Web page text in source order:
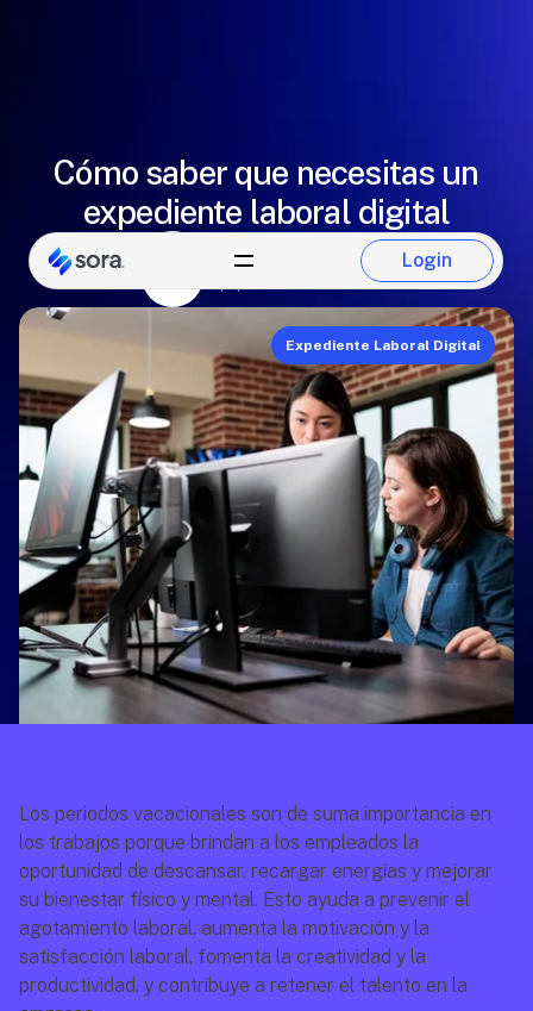
Login
Login
Cómo saber que necesitas un
expediente laboral digital
Paulina Del Castillo
Expediente Laboral Digital
Los periodos vacacionales son de suma importancia en
los trabajos porque brindan a los empleados la
oportunidad de descansar, recargar energías y mejorar
su bienestar físico y mental. Esto ayuda a prevenir el
agotamiento laboral, aumenta la motivación y la
satisfacción laboral, fomenta la creatividad y la
productividad, y contribuye a retener el talento en la